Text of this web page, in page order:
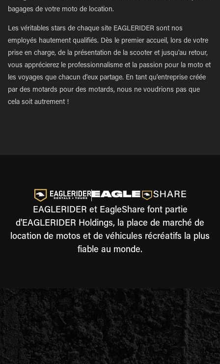
bagages de votre moto de location.
Les véritables stars de chaque site EAGLERIDER sont nos
employés hautement qualifiés. Dès le premier accueil, lors de votre
prise en charge, de la présentation de la scooter et jusqu'au retour,
vous apprécierez le professionnalisme et la passion pour la moto et
les voyages que chacun d'eux partage. En tant qu'entreprise créée
par des motards pour des motards, nous ne voudrions pas que
cela soit autrement !
EAGLERIDER et EagleShare font partie
d'EAGLERIDER Holdings, la place de marché de
location de motos et de véhicules récréatifs la plus
fiable au monde.